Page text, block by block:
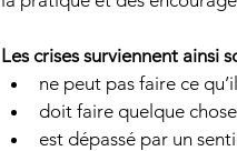
Les crises surviennent ainsi
ne peut pas faire ce
doit faire quelque
est dépassé par un